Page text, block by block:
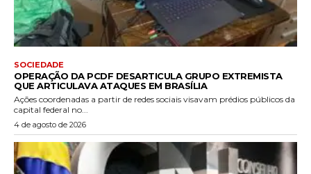
SOCIEDADE
OPERAÇÃO DA PCDF DESARTICULA GRUPO EXTREMISTA
QUE ARTICULAVA ATAQUES EM BRASÍLIA
Ações coordenadas a partir de redes sociais visavam prédios públicos da
capital federal no...
4 de agosto de 2026